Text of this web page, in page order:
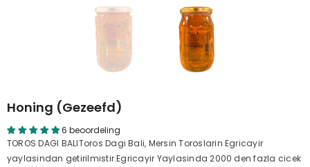
Honing (gezeefd)
6 beoordeling
TOROS DAGI BALIToros Dagi Bali, Mersin Toroslarin Egricayir
yaylasindan getirilmistir.Egricayir Yaylasinda 2000 den fazla cicek